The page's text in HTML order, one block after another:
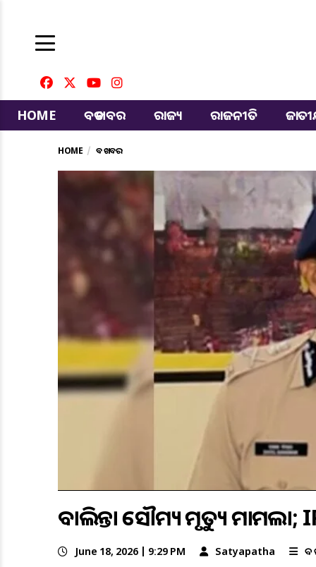
HOME
ବଡ ଖବର ରାଜ୍ୟ ରାଜନୀତି
HOME ବଡ ଖବର
ବାଲିଅନ୍ତା ସୌମ୍ୟ ମୃତ୍ୟୁ
June 18, 2026 | 9:29 PM Satyapatha